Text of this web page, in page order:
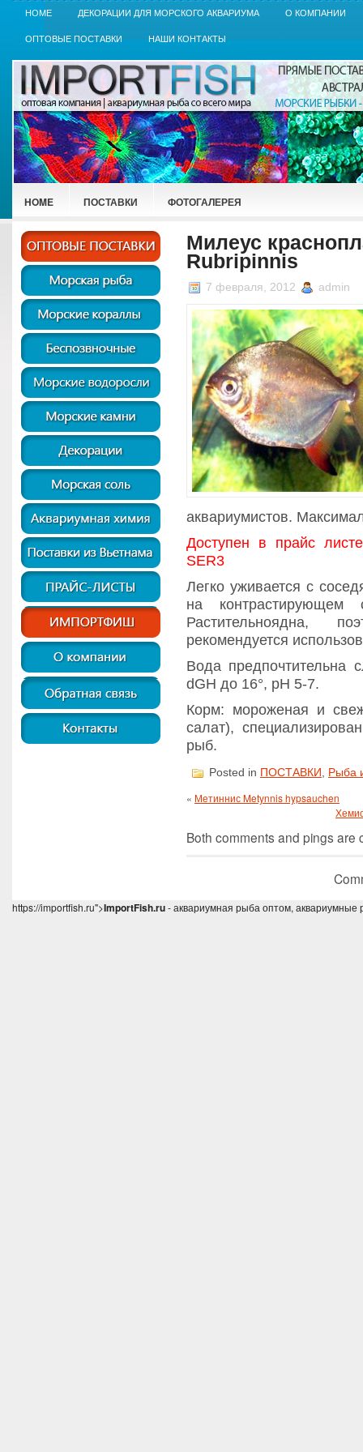
HOME ДЕКОРАЦИИ ДЛЯ МОРСКОГО АКВАРИУМА О КОМПАНИИ
ОПТОВЫЕ ПОСТАВКИ НАШИ КОНТАКТЫ
HOME ПОСТАВКИ ФОТОГАЛЕРЕЯ
Милеус
Rubripinnis
7 февраля, 2012 admin
аквариумистов.
Доступен в прайс
SER3
Легко уживается с
на
Растительноядна,
рекомендуется
Вода предпочтительна
dGH до 16°, рН 5-7.
Корм: мороженая и
салат),
рыб.
Posted in ПОСТАВКИ, Рыба
« Метиннис Metynnis hypsauchen
Both comments and pings are
https://importfish.ru">ImportFish.ru- аквариумная рыба оптом,